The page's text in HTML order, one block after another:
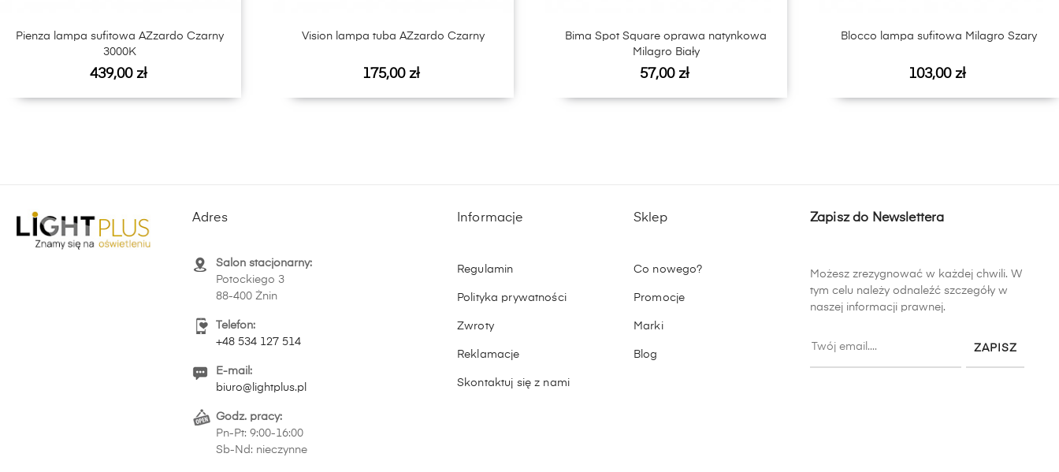
Pienza lampa sufitowa AZzardo Czarny
3000K
Cena
439,00 zł
Vision lampa tuba AZzardo Czarny
Cena
175,00 zł
Bima Spot Square oprawa natynkowa
Milagro Biały
Cena
57,00 zł
Blocco lampa sufitowa Milagro Szary
Cena
103,00 zł
Adres
Salon stacjonarny:
Potockiego 3
88-400 Żnin
Telefon:
+48 534 127 514
E-mail:
biuro@lightplus.pl
Godz. pracy:
Pn-Pt: 9:00-16:00
Sb-Nd: nieczynne
Informacje
Regulamin
Polityka prywatności
Zwroty
Reklamacje
Skontaktuj się z nami
Sklep
Co nowego?
Promocje
Marki
Blog
Zapisz do Newslettera
Możesz zrezygnować w każdej chwili. W
tym celu należy odnaleźć szczegóły w
naszej informacji prawnej.
ZAPISZ